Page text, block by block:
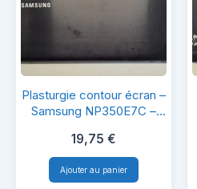
Plasturgie
contour
écran
–
Samsung
Plasturgie contour écran –
Samsung NP350E7C –
Samsung
19,75 €
Ajouter au panier